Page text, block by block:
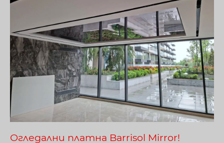
Огледални платна Barrisol Mirror!